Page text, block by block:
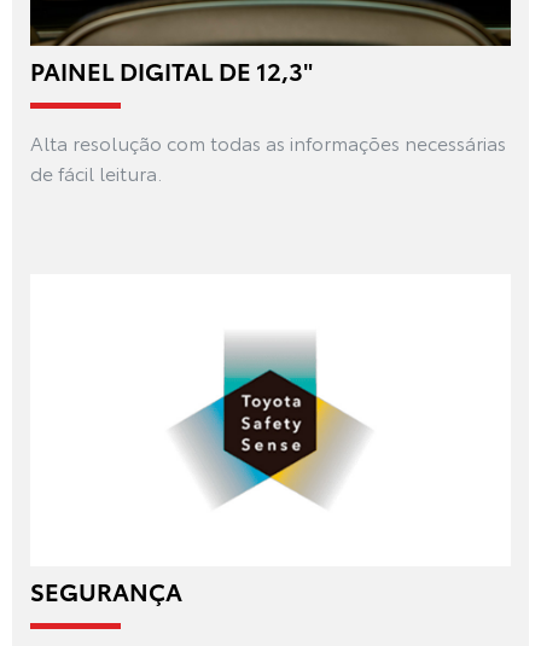
PAINEL DIGITAL DE 12,3"
Alta resolução com todas as informações necessárias
de fácil leitura.
SEGURANÇA